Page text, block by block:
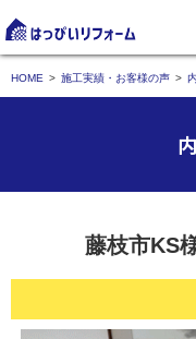
HOME 施工実績・お客様の声
藤枝市KS